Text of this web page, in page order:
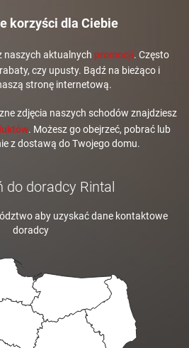
korzyści dla Ciebie
naszych aktualnych promocji. Często
czy upusty. Bądź na bieżąco i
stronę internetową.
zdjęcia naszych schodów znajdziesz
. Możesz go obejrzeć, pobrać lub
z dostawą do Twojego domu.
do doradcy Rintal
aby uzyskać dane kontaktowe
doradcy